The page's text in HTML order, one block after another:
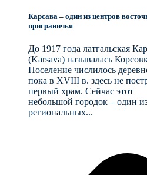
Карсава – один из центров
приграничья
До 1917 года латгальская
(Kārsava) называлась
Поселение числилось
пока в XVIII в. здесь не
первый храм. Сейчас этот
небольшой городок – один
региональных...